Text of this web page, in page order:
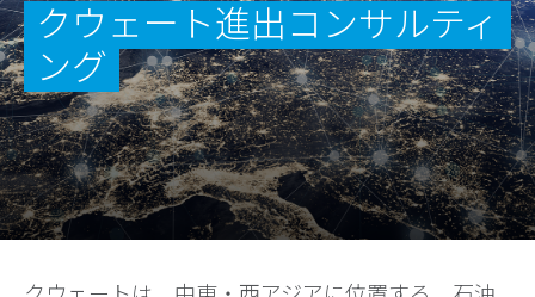
クウェート進出コンサルティ
ング